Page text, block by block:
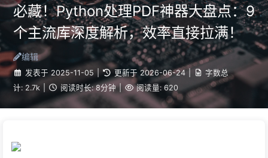
必藏！Python处理PDF神器大盘点：9
个主流库深度解析，效率直接拉满！
编辑
发表于 2025-11-05 | 更新于 2026-06-24
字数总
计: 2.7k 阅读时长: 8分钟 | 阅读量: 620